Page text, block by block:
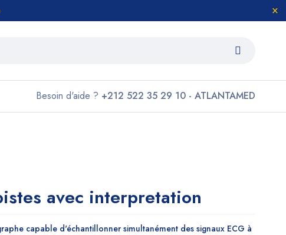
Besoin d'aide ? +212 522 35 29 10 - ATLANTAMED
avec interpretation
capable d'échantillonner simultanément des signaux ECG à